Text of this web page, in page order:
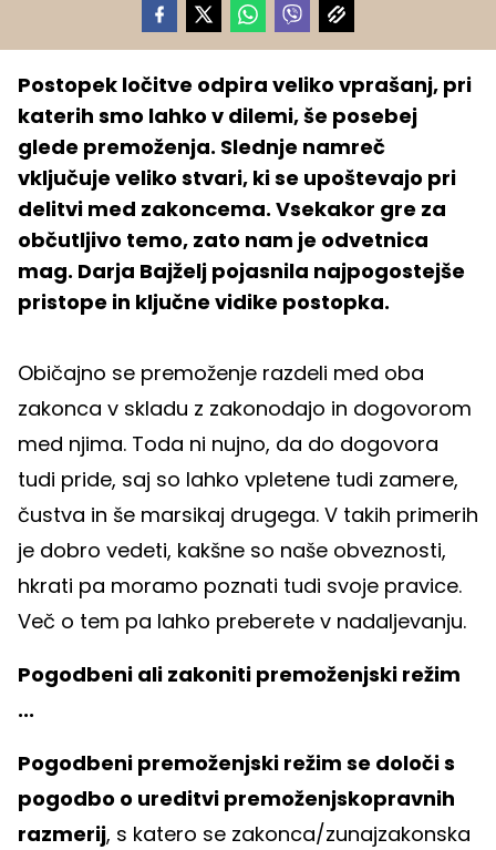
Postopek ločitve odpira veliko vprašanj, pri
katerih smo lahko v dilemi, še posebej
glede premoženja. Slednje namreč
vključuje veliko stvari, ki se upoštevajo pri
delitvi med zakoncema. Vsekakor gre za
občutljivo temo, zato nam je odvetnica
mag. Darja Bajželj pojasnila najpogostejše
pristope in ključne vidike postopka.
Običajno se premoženje razdeli med oba
zakonca v skladu z zakonodajo in dogovorom
med njima. Toda ni nujno, da do dogovora
tudi pride, saj so lahko vpletene tudi zamere,
čustva in še marsikaj drugega. V takih primerih
je dobro vedeti, kakšne so naše obveznosti,
hkrati pa moramo poznati tudi svoje pravice.
Več o tem pa lahko preberete v nadaljevanju.
Pogodbeni ali zakoniti premoženjski režim
...
Pogodbeni premoženjski režim se določi s
pogodbo o ureditvi premoženjskopravnih
razmerij, s katero se zakonca/zunajzakonska